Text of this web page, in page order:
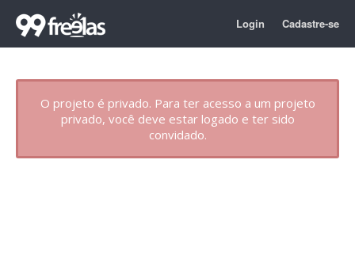
Login Cadastre-se
O projeto é privado. Para ter acesso a um projeto
privado, você deve estar logado e ter sido
convidado.